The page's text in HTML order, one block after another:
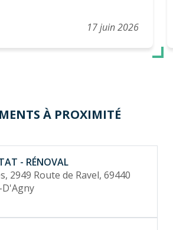
17 juin 2026
À PROXIMITÉ
- RÉNOVAL
2949 Route de Ravel, 69440